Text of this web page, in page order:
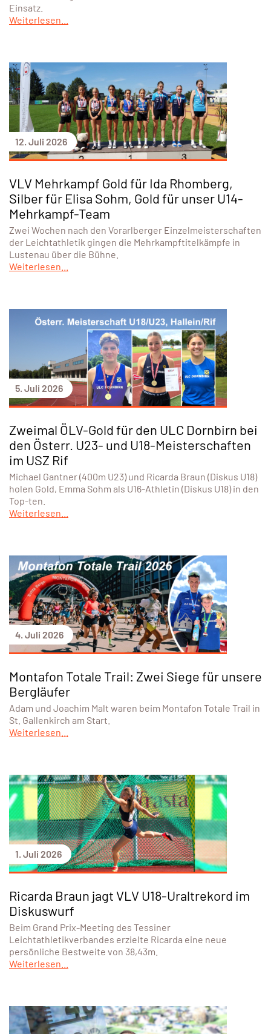
Einsatz.
Weiterlesen...
12. Juli 2026
VLV Mehrkampf Gold für Ida Rhomberg,
Silber für Elisa Sohm, Gold für unser U14-
Mehrkampf-Team
Zwei Wochen nach den Vorarlberger Einzelmeisterschaften
der Leichtathletik gingen die Mehrkampftitelkämpfe in
Lustenau über die Bühne.
Weiterlesen...
5. Juli 2026
Zweimal ÖLV-Gold für den ULC Dornbirn bei
den Österr. U23- und U18-Meisterschaften
im USZ Rif
Michael Gantner (400m U23) und Ricarda Braun (Diskus U18)
holen Gold, Emma Sohm als U16-Athletin (Diskus U18) in den
Top-ten.
Weiterlesen...
4. Juli 2026
Montafon Totale Trail: Zwei Siege für unsere
Bergläufer
Adam und Joachim Malt waren beim Montafon Totale Trail in
St. Gallenkirch am Start.
Weiterlesen...
1. Juli 2026
Ricarda Braun jagt VLV U18-Uraltrekord im
Diskuswurf
Beim Grand Prix-Meeting des Tessiner
Leichtathletikverbandes erzielte Ricarda eine neue
persönliche Bestweite von 38,43m.
Weiterlesen...